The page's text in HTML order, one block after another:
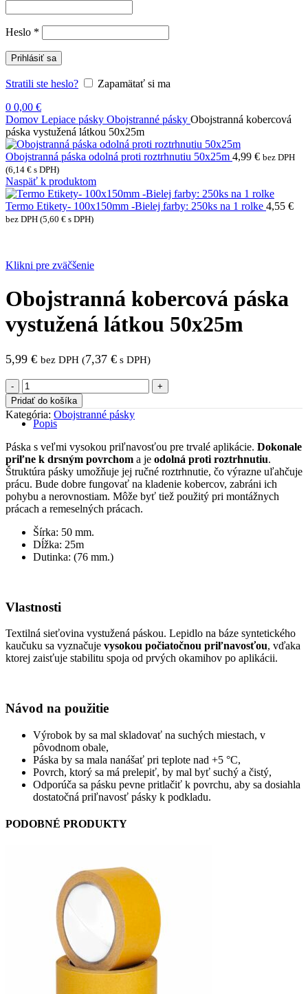
Heslo *
Prihlásiť sa
Stratili ste heslo?
Zapamätať si ma
0 0,00 €
Domov Lepiace pásky Obojstranné pásky Obojstranná kobercová
páska vystužená látkou 50x25m
Obojstranná páska odolná proti roztrhnutiu 50x25m 4,99 € bez DPH
(6,14 € s DPH)
Naspäť k produktom
Termo Etikety- 100x150mm -Bielej farby: 250ks na 1 rolke 4,55 €
bez DPH (5,60 € s DPH)
Klikni pre zväčšenie
Obojstranná kobercová páska
vystužená látkou 50x25m
5,99 € bez DPH (7,37 € s DPH)
množstvo
Obojstranná
kobercová
páska
látkou
50x25m
Pridať do košíka
Kategória: Obojstranné pásky
Popis
Páska s veľmi vysokou priľnavosťou pre trvalé aplikácie. Dokonale
priľne k drsným povrchom a je odolná proti roztrhnutiu.
Štruktúra pásky umožňuje jej ručné roztrhnutie, čo výrazne uľahčuje
prácu. Bude dobre fungovať na kladenie kobercov, zabráni ich
pohybu a nerovnostiam. Môže byť tiež použitý pri montážnych
prácach a remeselných prácach.
Šírka: 50 mm.
Dĺžka: 25m
Dutinka: (76 mm.)
Vlastnosti
Textilná sieťovina vystužená páskou. Lepidlo na báze syntetického
kaučuku sa vyznačuje vysokou počiatočnou priľnavosťou, vďaka
ktorej zaisťuje stabilitu spoja od prvých okamihov po aplikácii.
Návod na použitie
Výrobok by sa mal skladovať na suchých miestach, v
pôvodnom obale,
Páska by sa mala nanášať pri teplote nad +5 °C,
Povrch, ktorý sa má prelepiť, by mal byť suchý a čistý,
Odporúča sa pásku pevne pritlačiť k povrchu, aby sa dosiahla
dostatočná priľnavosť pásky k podkladu.
PODOBNÉ PRODUKTY